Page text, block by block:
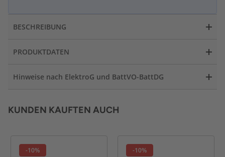
BESCHREIBUNG
PRODUKTDATEN
Hinweise nach ElektroG und BattVO-BattDG
KUNDEN KAUFTEN AUCH
-10% -10%